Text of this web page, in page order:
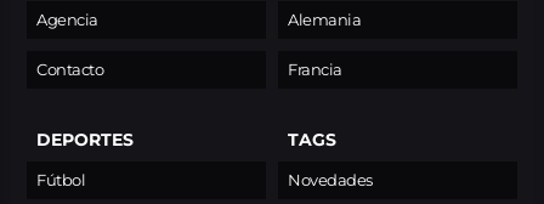
Agencia
Contacto
Alemania
Francia
DEPORTES
Fútbol
TAGS
Novedades